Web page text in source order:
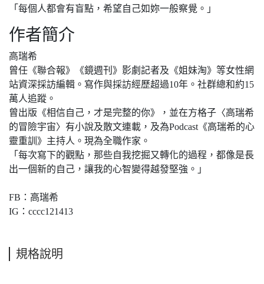
「每個人都會有盲點，希望自己如妳一般察覺。」
作者簡介
高瑞希
曾任《聯合報》《鏡週刊》影劇記者及《姐妹淘》等女性網
站資深採訪編輯。寫作與採訪經歷超過10年。社群總和約15
萬人追蹤。
曾出版《相信自己，才是完整的你》，並在方格子〈高瑞希
的冒險宇宙〉有小說及散文連載，及為Podcast《高瑞希的心
靈重訓》主持人。現為全職作家。
「每次寫下的觀點，那些自我挖掘又轉化的過程，都像是長
出一個新的自己，讓我的心智變得越發堅強。」
FB：高瑞希
IG：cccc121413
規格說明